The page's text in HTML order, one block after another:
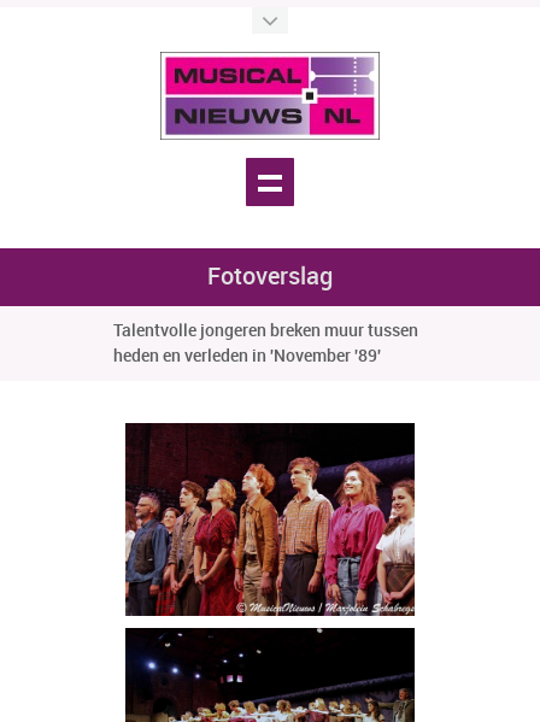
Fotoverslag
Talentvolle jongeren breken muur tussen
heden en verleden in 'November '89'